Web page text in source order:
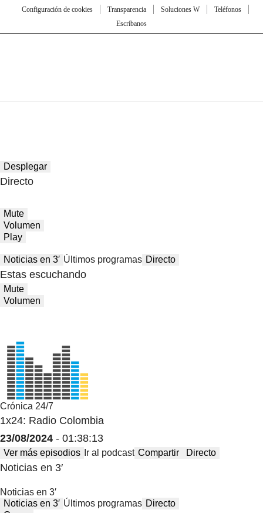
Configuración de cookies
Transparencia Soluciones W
Teléfonos
Escríbanos
Desplegar
Directo
Mute
Volumen
Play
Noticias en 3′ Últimos programas Directo
Estas escuchando
Mute
Volumen
Crónica 24/7
1x24: Radio Colombia
23/08/2024 - 01:38:13
Ver más episodios Ir al podcast Compartir Directo
Noticias en 3′
Noticias en 3′
Noticias en 3′ Últimos programas Directo